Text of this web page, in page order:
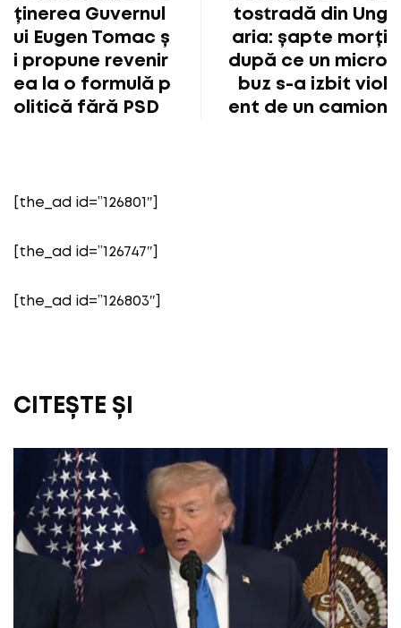
ținerea Guvernul
ui Eugen Tomac ș
i propune revenir
ea la o formulă p
olitică fără PSD
tostradă din Ung
aria: șapte morți
după ce un micro
buz s-a izbit viol
ent de un camion
[the_ad id=”126801″]
[the_ad id=”126747″]
[the_ad id=”126803″]
CITEȘTE ȘI